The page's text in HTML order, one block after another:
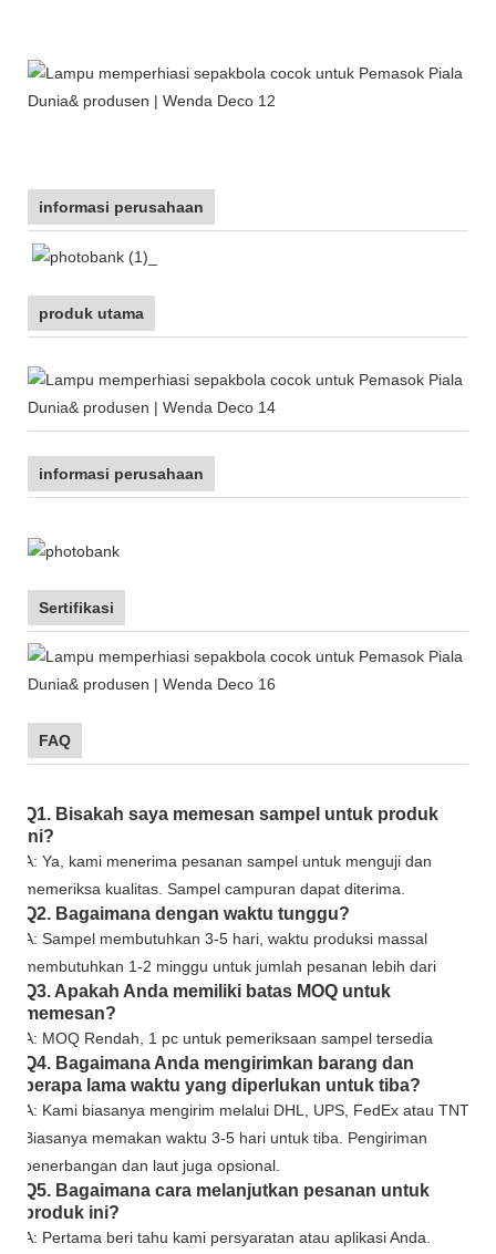
informasi perusahaan
produk utama
informasi perusahaan
Sertifikasi
FAQ
Q1. Bisakah saya memesan sampel untuk produk
ini?
A: Ya, kami menerima pesanan sampel untuk menguji dan
memeriksa kualitas. Sampel campuran dapat diterima.
Q2. Bagaimana dengan waktu tunggu?
A: Sampel membutuhkan 3-5 hari, waktu produksi massal
membutuhkan 1-2 minggu untuk jumlah pesanan lebih dari
Q3. Apakah Anda memiliki batas MOQ untuk
memesan?
A: MOQ Rendah, 1 pc untuk pemeriksaan sampel tersedia
Q4. Bagaimana Anda mengirimkan barang dan
berapa lama waktu yang diperlukan untuk tiba?
A: Kami biasanya mengirim melalui DHL, UPS, FedEx atau TNT.
Biasanya memakan waktu 3-5 hari untuk tiba. Pengiriman
penerbangan dan laut juga opsional.
Q5. Bagaimana cara melanjutkan pesanan untuk
produk ini?
A: Pertama beri tahu kami persyaratan atau aplikasi Anda.